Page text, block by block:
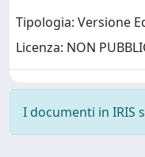
Tipologia: Versione
Licenza: NON
I documenti in IRIS